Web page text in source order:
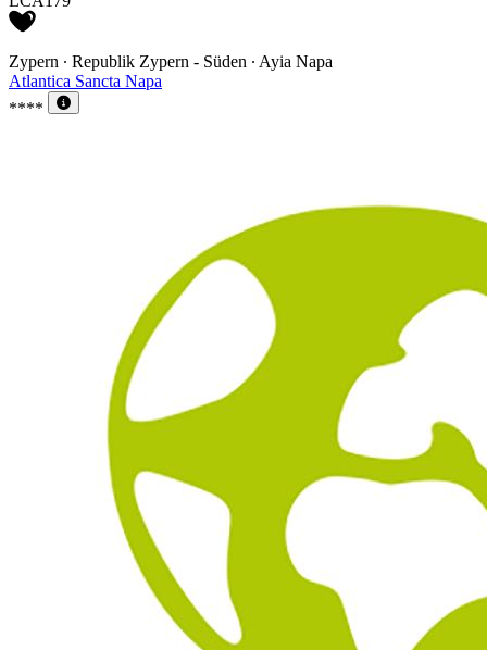
Zypern ∙ Republik Zypern - Süden ∙ Ayia Napa
Atlantica Sancta Napa
****